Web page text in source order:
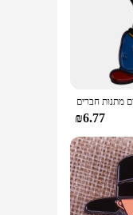
₪6.77